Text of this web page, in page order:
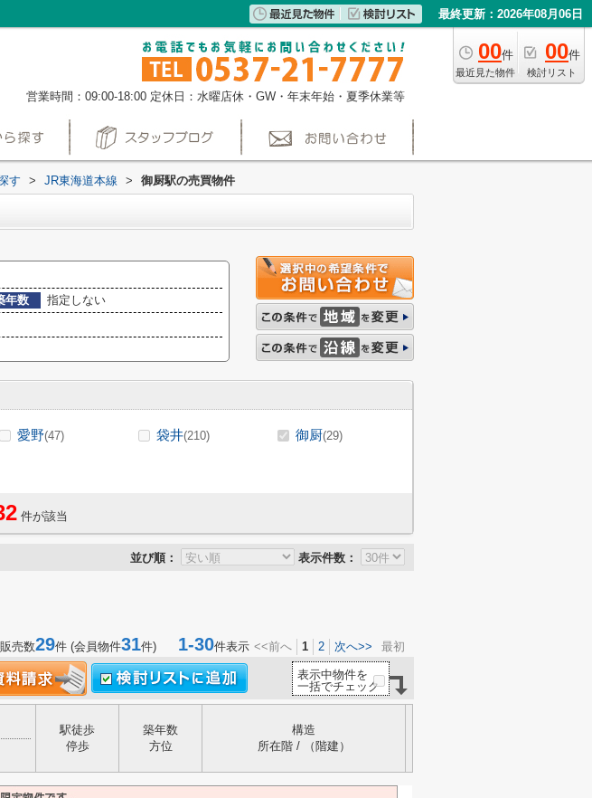
最終更新：2026年08月06日
00件
最近見た物件
00件
検討リスト
営業時間：09:00-18:00 定休日：水曜店休・GW・年末年始・夏季休業等
す > JR東海道本線 > 御厨駅の売買物件
年数
指定しない
愛野(47) 袋井(210) 御厨(29)
件が該当
並び順： 表示件数：
売数29件 (会員物件31件) 1-30件表示 <<前へ 1 2 次へ>> 最初
表示中物件を
一括でチェック
駅徒歩
停歩
築年数
方位
構造
所在階 / （階建）